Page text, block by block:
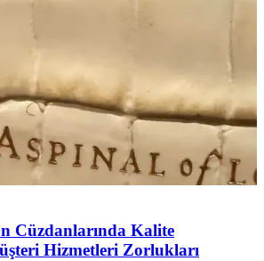
Cüzdanlarında Kalite
Hizmetleri Zorlukları